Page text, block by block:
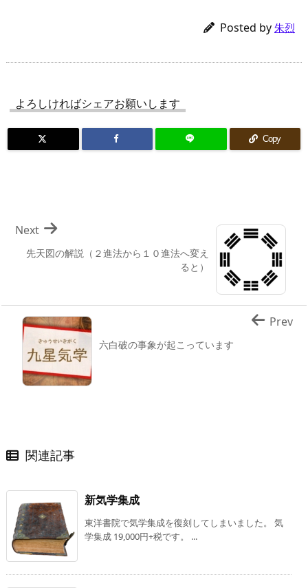
Posted by 朱烈
よろしければシェアお願いします
Copy
先天図の解説（２進法から１０進法へ変え
ると）
Next
六白破の事象が起こっています
Prev
関連記事
新気学集成
東洋書院で気学集成を復刻してしまいました。 気
学集成 19,000円+税です。 ...